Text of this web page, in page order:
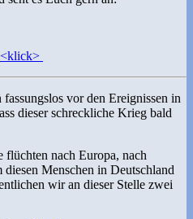
<klick>
vor den Ereignissen in
dieser schreckliche Krieg bald
flüchten nach Europa, nach
Menschen in Deutschland
wir an dieser Stelle zwei